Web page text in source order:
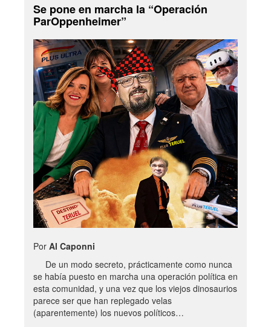
Se pone en marcha la “Operación
ParOppenheimer”
Por Al Caponni
De un modo secreto, prácticamente como nunca
se había puesto en marcha una operación política en
esta comunidad, y una vez que los viejos dinosaurios
parece ser que han replegado velas
(aparentemente) los nuevos políticos…